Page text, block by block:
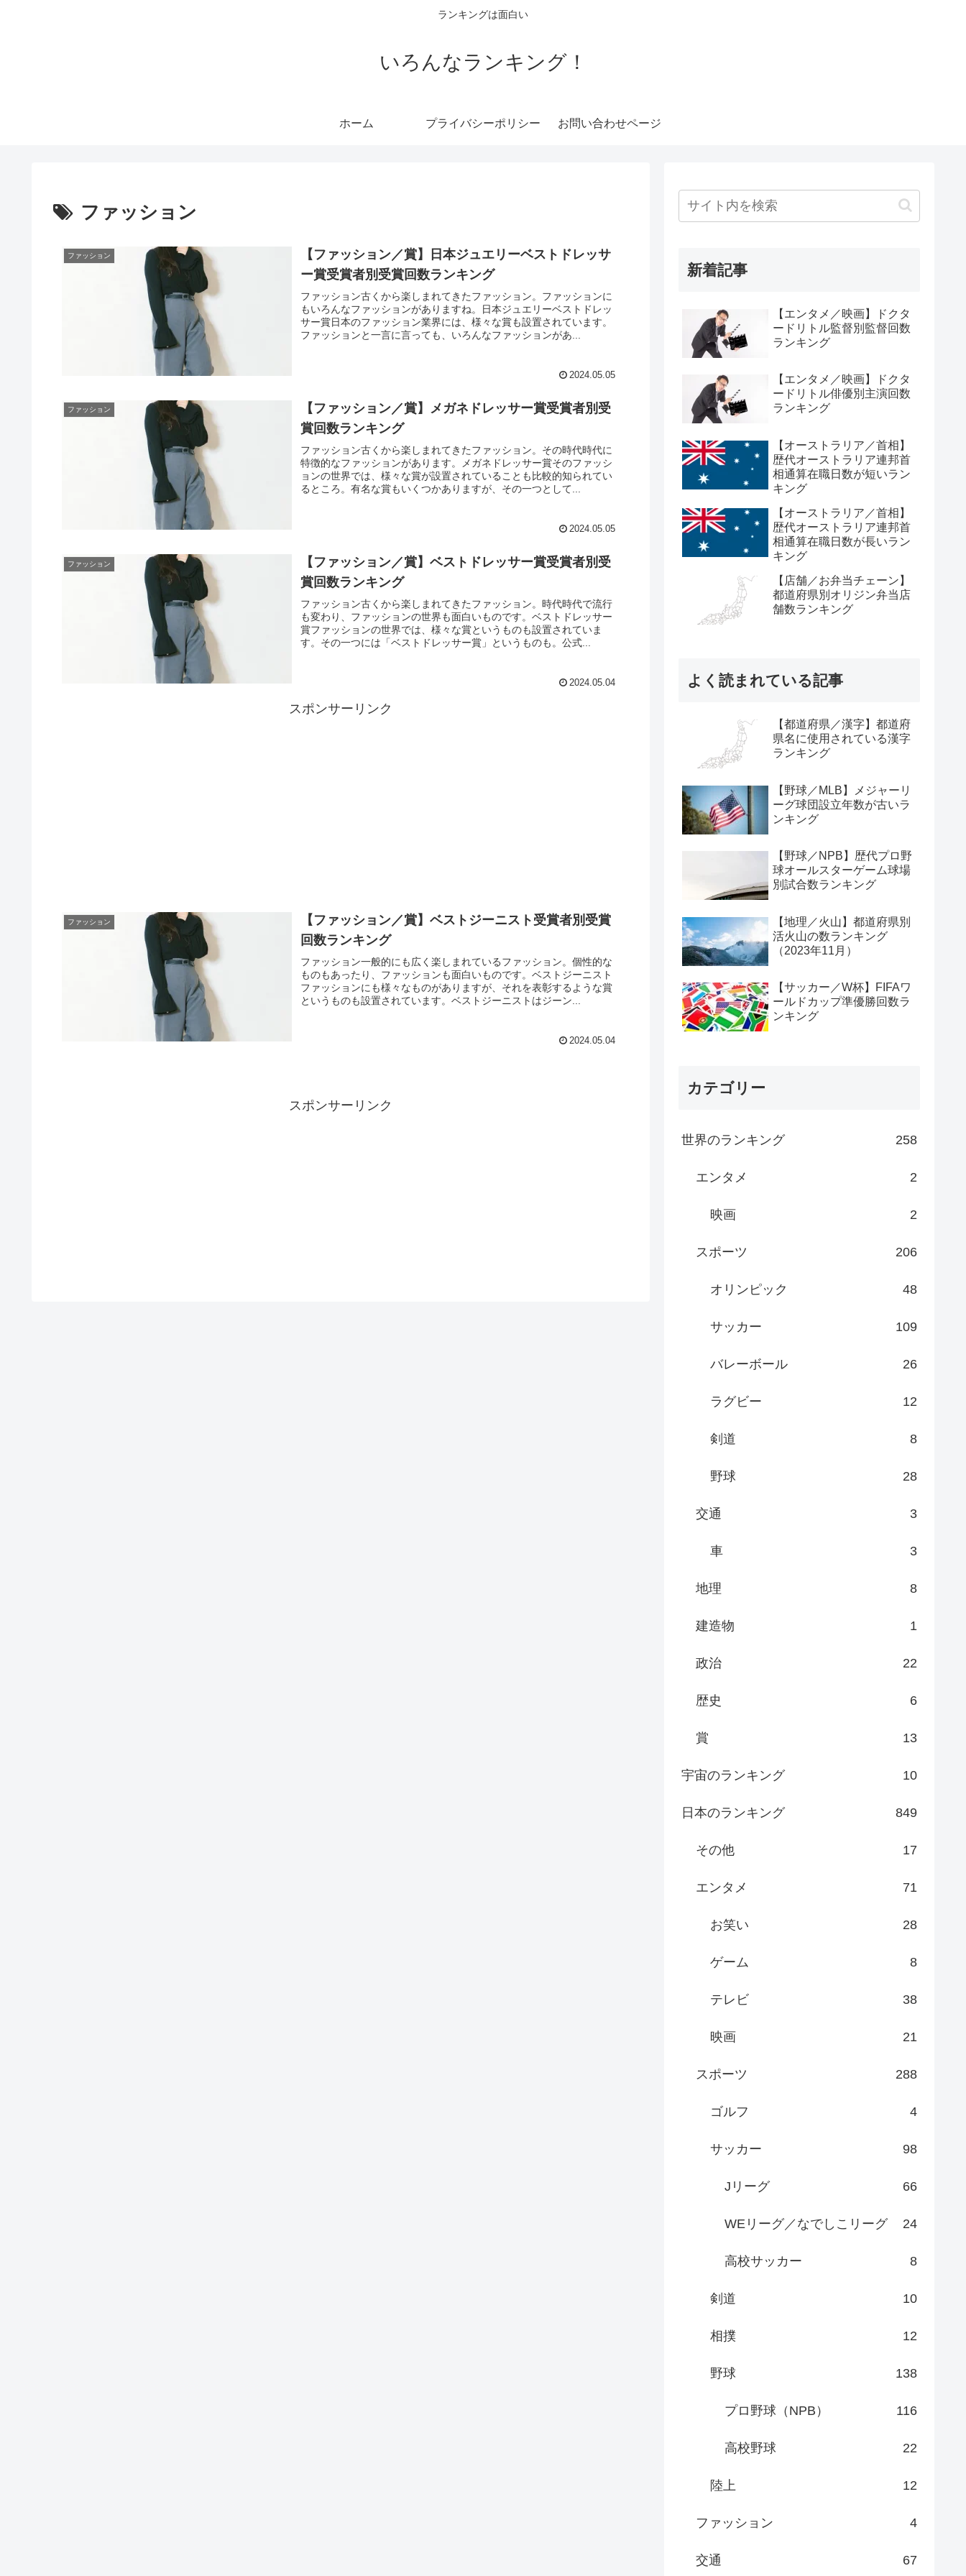
ランキングは面白い
いろんなランキング！
ホーム プライバシーポリシー お問い合わせページ
ファッション
ファッション
【ファッション／賞】日本ジュエリーベストドレッサ
ー賞受賞者別受賞回数ランキング
ファッション古くから楽しまれてきたファッション。ファッションに
もいろんなファッションがありますね。日本ジュエリーベストドレッ
サー賞日本のファッション業界には、様々な賞も設置されています。
ファッションと一言に言っても、いろんなファッションがあ...
2024.05.05
ファッション
【ファッション／賞】メガネドレッサー賞受賞者別受
賞回数ランキング
ファッション古くから楽しまれてきたファッション。その時代時代に
特徴的なファッションがあります。メガネドレッサー賞そのファッシ
ョンの世界では、様々な賞が設置されていることも比較的知られてい
るところ。有名な賞もいくつかありますが、その一つとして...
2024.05.05
ファッション
【ファッション／賞】ベストドレッサー賞受賞者別受
賞回数ランキング
ファッション古くから楽しまれてきたファッション。時代時代で流行
も変わり、ファッションの世界も面白いものです。ベストドレッサー
賞ファッションの世界では、様々な賞というものも設置されていま
す。その一つには「ベストドレッサー賞」というものも。公式...
2024.05.04
スポンサーリンク
ファッション
【ファッション／賞】ベストジーニスト受賞者別受賞
回数ランキング
ファッション一般的にも広く楽しまれているファッション。個性的な
ものもあったり、ファッションも面白いものです。ベストジーニスト
ファッションにも様々なものがありますが、それを表彰するような賞
というものも設置されています。ベストジーニストはジーン...
2024.05.04
スポンサーリンク
新着記事
【エンタメ／映画】ドクタ
ードリトル監督別監督回数
ランキング
【エンタメ／映画】ドクタ
ードリトル俳優別主演回数
ランキング
【オーストラリア／首相】
歴代オーストラリア連邦首
相通算在職日数が短いラン
キング
【オーストラリア／首相】
歴代オーストラリア連邦首
相通算在職日数が長いラン
キング
【店舗／お弁当チェーン】
都道府県別オリジン弁当店
舗数ランキング
よく読まれている記事
【都道府県／漢字】都道府
県名に使用されている漢字
ランキング
【野球／MLB】メジャーリ
ーグ球団設立年数が古いラ
ンキング
【野球／NPB】歴代プロ野
球オールスターゲーム球場
別試合数ランキング
【地理／火山】都道府県別
活火山の数ランキング
（2023年11月）
【サッカー／W杯】FIFAワ
ールドカップ準優勝回数ラ
ンキング
カテゴリー
世界のランキング 258
エンタメ 2
映画 2
スポーツ 206
オリンピック 48
サッカー 109
バレーボール 26
ラグビー 12
剣道 8
野球 28
交通 3
車 3
地理 8
建造物 1
政治 22
歴史 6
賞 13
宇宙のランキング 10
日本のランキング 849
その他 17
エンタメ 71
お笑い 28
ゲーム 8
テレビ 38
映画 21
スポーツ 288
ゴルフ 4
サッカー 98
Jリーグ 66
WEリーグ／なでしこリーグ 24
高校サッカー 8
剣道 10
相撲 12
野球 138
プロ野球（NPB） 116
高校野球 22
陸上 12
ファッション 4
交通 67